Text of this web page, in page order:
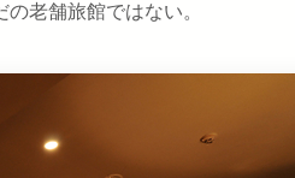
老舗旅館ではない。